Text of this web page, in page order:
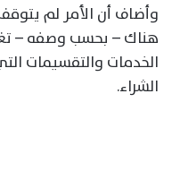
وأضاف أن الأمر لم
هناك – بحسب وصفه –
الخدمات والتقسيمات
الشراء.